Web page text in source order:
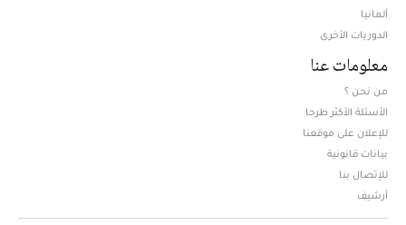
ألمانيا
الدوريات الأخرى
معلومات عنا
من نحن ؟
الأسئلة الأكثر طرحا
للإعلان على موقعنا
بيانات قانونية
للإتصال بنا
أرشيف